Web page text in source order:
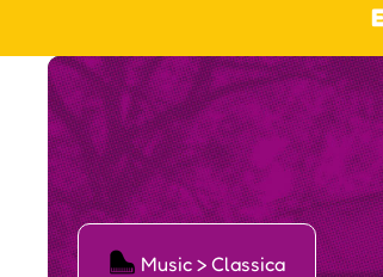
Ģ Music > Classica